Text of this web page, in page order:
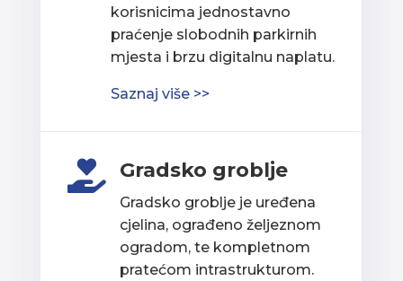
korisnicima jednostavno
praćenje slobodnih parkirnih
mjesta i brzu digitalnu naplatu.
Saznaj više >>
 Gradsko groblje
Gradsko groblje je uređena
cjelina, ograđeno željeznom
ogradom, te kompletnom
pratećom intrastrukturom.